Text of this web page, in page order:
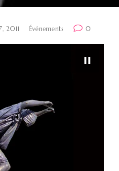
2011 Événements 0